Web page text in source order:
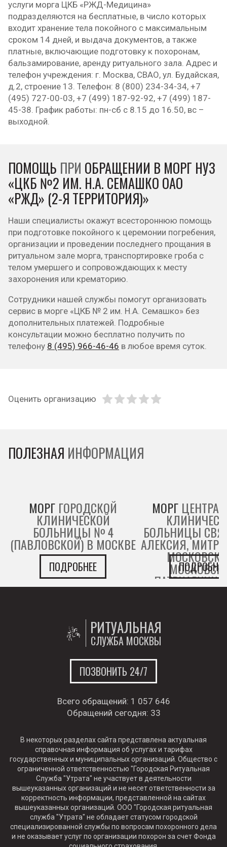
услуги морга ЦКБ «РЖД-Медицина»
подразделяются на бесплатные, в число которых
входит хранение тела покойного с максимальным
сроком 14 дней, и выдача документов, а также
платные, включающие подготовку к похоронам,
бальзамирование, аренду ритуального зала. Адрес и
телефон учреждения: г. Москва, СВАО, ул. Будайская,
д.2, строение 13. Телефон: 8 (800) 234-34-34, +7
(495) 727-00-03, +7 (499) 187-92-92, +7 (499) 187-
45-38. График работы: пн-сб с 8.15 до 16.50, вс –
выходной.
ПОМОЩЬ ПРИ ОБРАЩЕНИИ В МОРГ НУЗ
«ЦКБ №2 ИМ. Н.А. СЕМАШКО ОАО
«РЖД» (2-Я ТЕРРИТОРИЯ)»
Наши специалисты окажут всестороннюю помощь
при подготовке покойного к церемонии погребения,
организации и проведении последнего прощания в
ритуальном зале морга, транспортировке гроба с
телом умершего и сопровождающих к месту
захоронения или крематорию.
Сотрудники нашей службы помогут организовать
сервис в морге «ЦКБ № 2 им. Н.А. Семашко» без
дополнительных платежей. Подробные
консультации можно бесплатно получить по
телефону 8 (495) 966-46-46 в любое время суток.
Оценить организацию
ПОЛЕЗНАЯ ИНФОРМАЦИЯ
МОРГ ГОРОДСКОЙ
КЛИНИЧЕСКОЙ
БОЛЬНИЦЫ № 4
(ПАВЛОВСКОЙ) В МОСКВЕ
ПОДРОБНЕЕ
МОРГ
БОЛЬНИЦЫ
АЛЕКСИЯ,
ПАТРИАРХИИ
МОСКВЕ
ПОДРОБНЕЕ
РИТУАЛЬНАЯ
СЛУЖБА МОСКВЫ
ПОЗВОНИТЬ 24/7
Всего обращений: 1 057 646
Обращений сегодня: 33
В некоторых разделах сайта представлена актуальная
справочная информация об услугах и тарифах
государственных и муниципальных организаций. Общество с
ограниченной ответственностью "Городская Ритуальная
Служба "Утрата" не участвует в деятельности
вышеуказанных организаций и не несет ответственности за
корректность информации, представленной на сайтах
вышеуказанных организаций. ООО "Городская ритуальная
служба "Утрата" не обладает статусом городской
специализированной службы по вопросам похоронного дела
и не оказывает услуг по организации похорон за счет Фонда